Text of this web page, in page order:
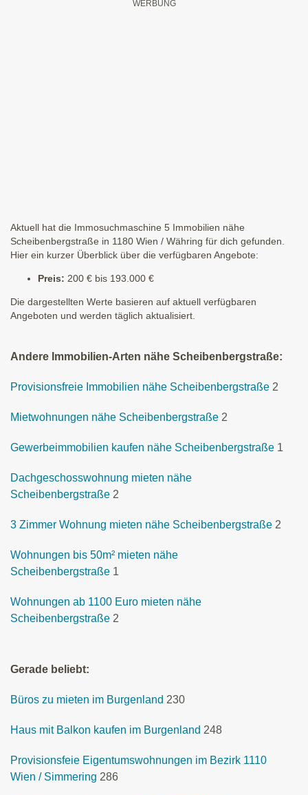
Aktuell hat die Immosuchmaschine 5 Immobilien nähe
Scheibenbergstraße in 1180 Wien / Währing für dich gefunden.
Hier ein kurzer Überblick über die verfügbaren Angebote:
Preis: 200 € bis 193.000 €
Die dargestellten Werte basieren auf aktuell verfügbaren
Angeboten und werden täglich aktualisiert.
Andere Immobilien-Arten nähe Scheibenbergstraße:
Provisionsfreie Immobilien nähe Scheibenbergstraße 2
Mietwohnungen nähe Scheibenbergstraße 2
Gewerbeimmobilien kaufen nähe Scheibenbergstraße 1
Dachgeschosswohnung mieten nähe
Scheibenbergstraße 2
3 Zimmer Wohnung mieten nähe Scheibenbergstraße 2
Wohnungen bis 50m² mieten nähe
Scheibenbergstraße 1
Wohnungen ab 1100 Euro mieten nähe
Scheibenbergstraße 2
Gerade beliebt:
Büros zu mieten im Burgenland 230
Haus mit Balkon kaufen im Burgenland 248
Provisionsfeie Eigentumswohnungen im Bezirk 1110
Wien / Simmering 286